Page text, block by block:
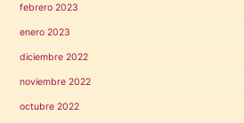
febrero 2023
enero 2023
diciembre 2022
noviembre 2022
octubre 2022